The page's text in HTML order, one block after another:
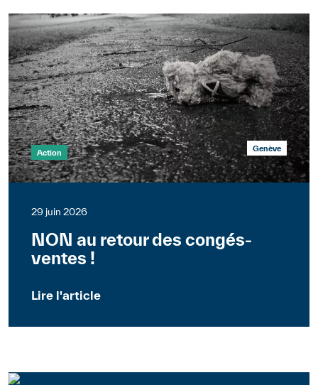
Action Genève
29 juin 2026
NON au retour des congés-
ventes !
Lire l'article